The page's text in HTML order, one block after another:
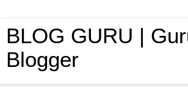
BLOG GURU |
Blogger